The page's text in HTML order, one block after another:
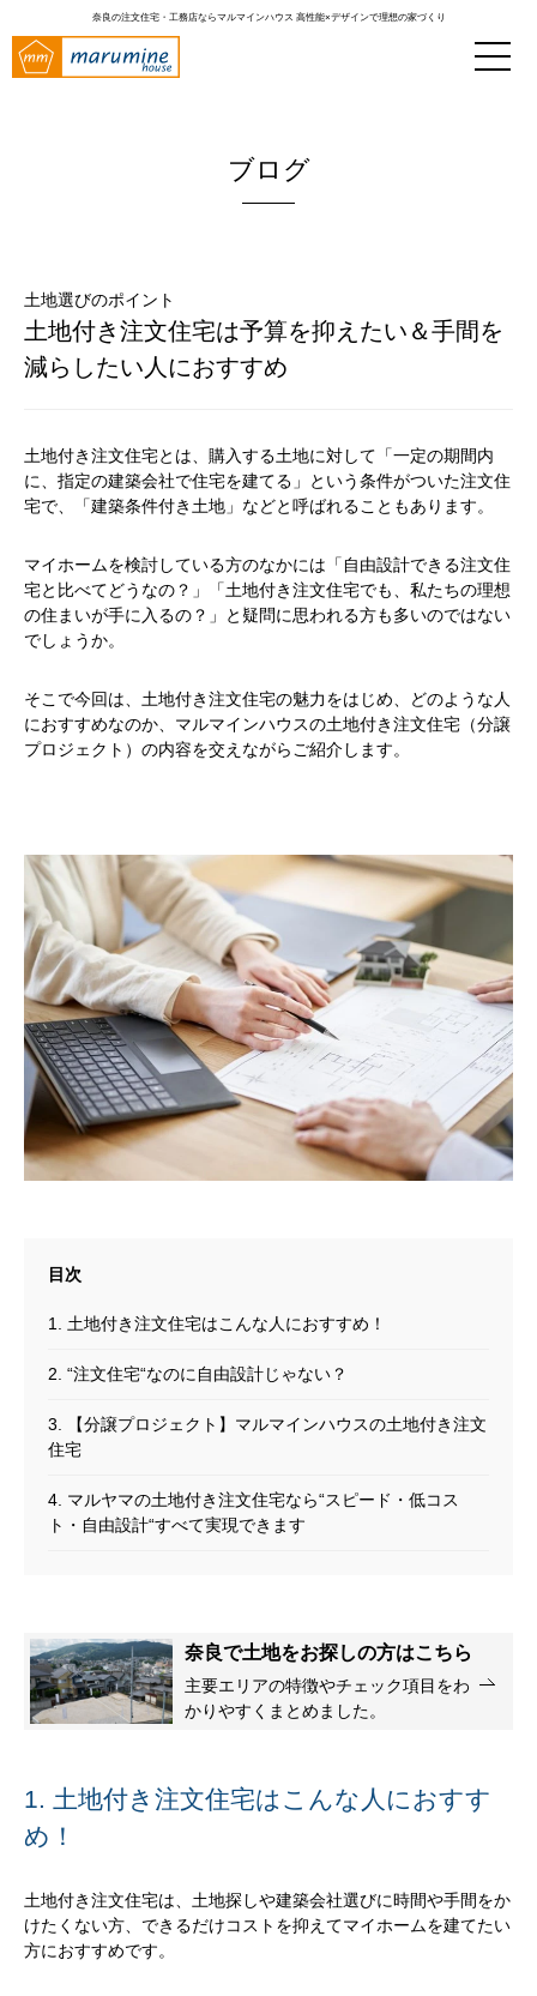
奈良の注文住宅・工務店ならマルマインハウス 高性能×デザインで理想の家づくり
ブログ
土地選びのポイント
土地付き注文住宅は予算を抑えたい＆手間を
減らしたい人におすすめ
土地付き注文住宅とは、購入する土地に対して「一定の期間内
に、指定の建築会社で住宅を建てる」という条件がついた注文住
宅で、「建築条件付き土地」などと呼ばれることもあります。
マイホームを検討している方のなかには「自由設計できる注文住
宅と比べてどうなの？」「土地付き注文住宅でも、私たちの理想
の住まいが手に入るの？」と疑問に思われる方も多いのではない
でしょうか。
そこで今回は、土地付き注文住宅の魅力をはじめ、どのような人
におすすめなのか、マルマインハウスの土地付き注文住宅（分譲
プロジェクト）の内容を交えながらご紹介します。
1. 土地付き注文住宅はこんな人におすすめ！
2. “注文住宅“なのに自由設計じゃない？
3. 【分譲プロジェクト】マルマインハウスの土地付き注文
住宅
4. マルヤマの土地付き注文住宅なら“スピード・低コス
ト・自由設計“すべて実現できます
奈良で土地をお探しの方はこちら
主要エリアの特徴やチェック項目をわ
かりやすくまとめました。
1. 土地付き注文住宅はこんな人におすす
め！
土地付き注文住宅は、土地探しや建築会社選びに時間や手間をか
けたくない方、できるだけコストを抑えてマイホームを建てたい
方におすすめです。